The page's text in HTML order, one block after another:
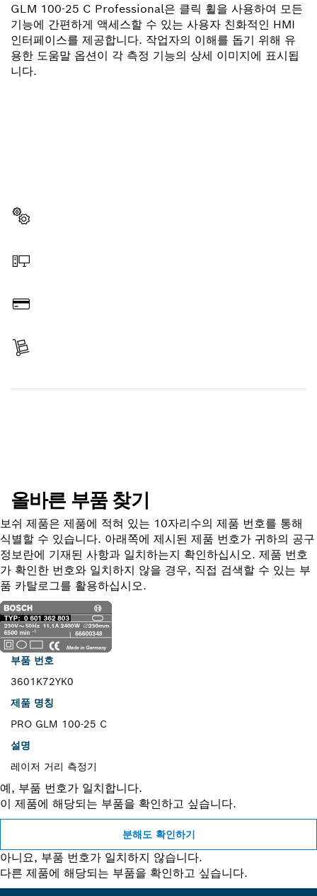
GLM 100-25 C Professional은 클릭 휠을 사용하여 모든
기능에 간편하게 액세스할 수 있는 사용자 친화적인 HMI
인터페이스를 제공합니다. 작업자의 이해를 돕기 위해 유
용한 도움말 옵션이 각 측정 기능의 상세 이미지에 표시됩
니다.
올바른 부품 찾기
보쉬 제품은 제품에 적혀 있는 10자리수의 제품 번호를 통해
식별할 수 있습니다. 아래쪽에 제시된 제품 번호가 귀하의 공구
정보란에 기재된 사항과 일치하는지 확인하십시오. 제품 번호
가 확인한 번호와 일치하지 않을 경우, 직접 검색할 수 있는 부
품 카탈로그를 활용하십시오.
부품 번호
3601K72YK0
제품 명칭
PRO GLM 100-25 C
설명
레이저 거리 측정기
예, 부품 번호가 일치합니다.
이 제품에 해당되는 부품을 확인하고 싶습니다.
분해도 확인하기
아니요, 부품 번호가 일치하지 않습니다.
다른 제품에 해당되는 부품을 확인하고 싶습니다.